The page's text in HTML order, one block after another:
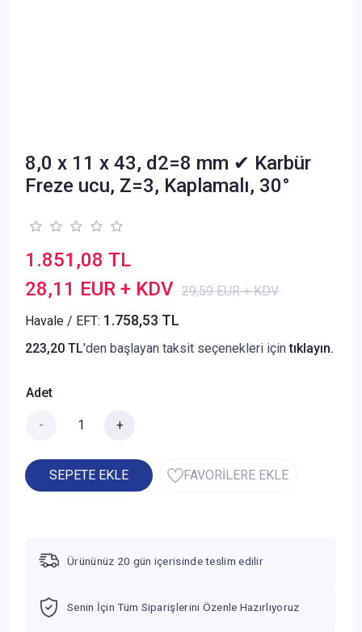
8,0 x 11 x 43, d2=8 mm ✔ Karbür
Freze ucu, Z=3, Kaplamalı, 30°
1.851,08 TL
28,11 EUR + KDV 29,59 EUR + KDV
Havale / EFT: 1.758,53 TL
223,20 TL'den başlayan taksit seçenekleri içintıklayın.
Adet
- +
SEPETE EKLE FAVORİLERE EKLE
Ürününüz 20 gün içerisinde teslim edilir
Senin İçin Tüm Siparişlerini Özenle Hazırlıyoruz